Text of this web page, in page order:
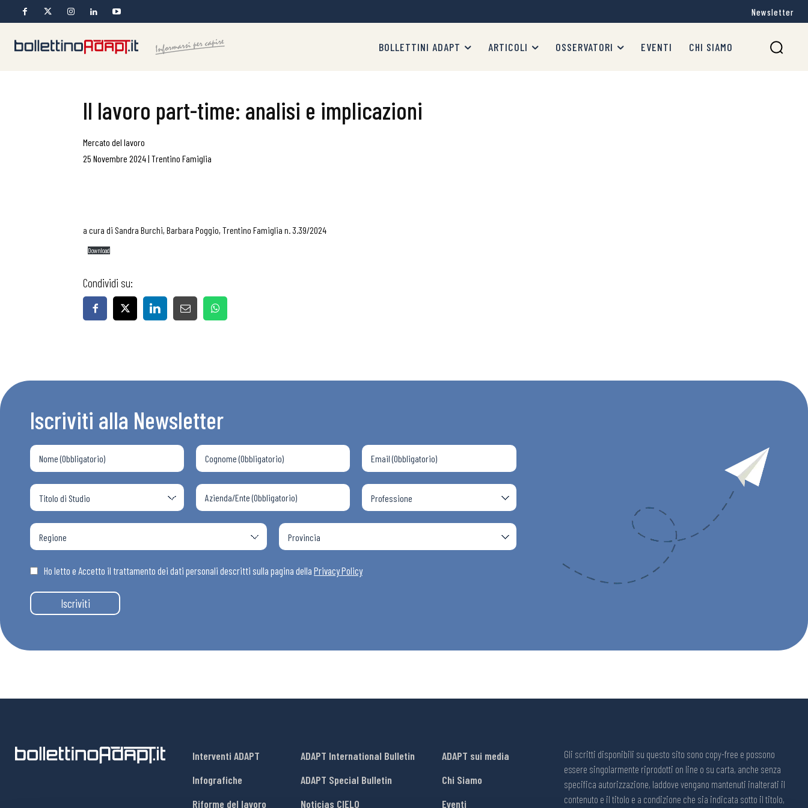
Bollettini ADAPT
Articoli
Osservatori
Newsletter
BOLLETTINI ADAPT ARTICOLI OSSERVATORI EVENTI CHI SIAMO
Il lavoro part-time: analisi e implicazioni
Mercato del lavoro
25 Novembre 2024| Trentino Famiglia
a cura di Sandra Burchi, Barbara Poggio, Trentino Famiglia n. 3.39/2024
Download
Condividi su:
Iscriviti alla Newsletter
Ho letto e Accetto il trattamento dei dati personali descritti sulla pagina della Privacy Policy
Iscriviti
Interventi ADAPT
Infografiche
Riforme del lavoro
ADAPT International Bulletin
ADAPT Special Bulletin
Noticias CIELO
ADAPT sui media
Chi Siamo
Eventi
Gli scritti disponibili su questo sito sono copy-free e possono
essere singolarmente riprodotti on line o su carta, anche senza
specifica autorizzazione, laddove vengano mantenuti inalterati il
contenuto e il titolo e a condizione che sia indicata sotto il titolo,